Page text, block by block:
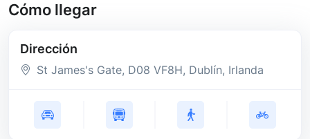
Cómo llegar
Dirección
St James's Gate, D08 VF8H, Dublín, Irlanda